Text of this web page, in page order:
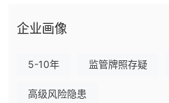
未受监管实体打交道时应谨慎。投资
优点和缺点
企业画像
5-10年 监管牌照存疑
高级风险隐患